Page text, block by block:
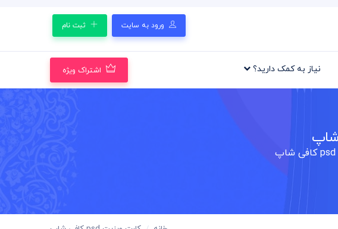
ورود به سایت ثبت نام
نیاز به کمک دارید؟ اشتراک ویژه